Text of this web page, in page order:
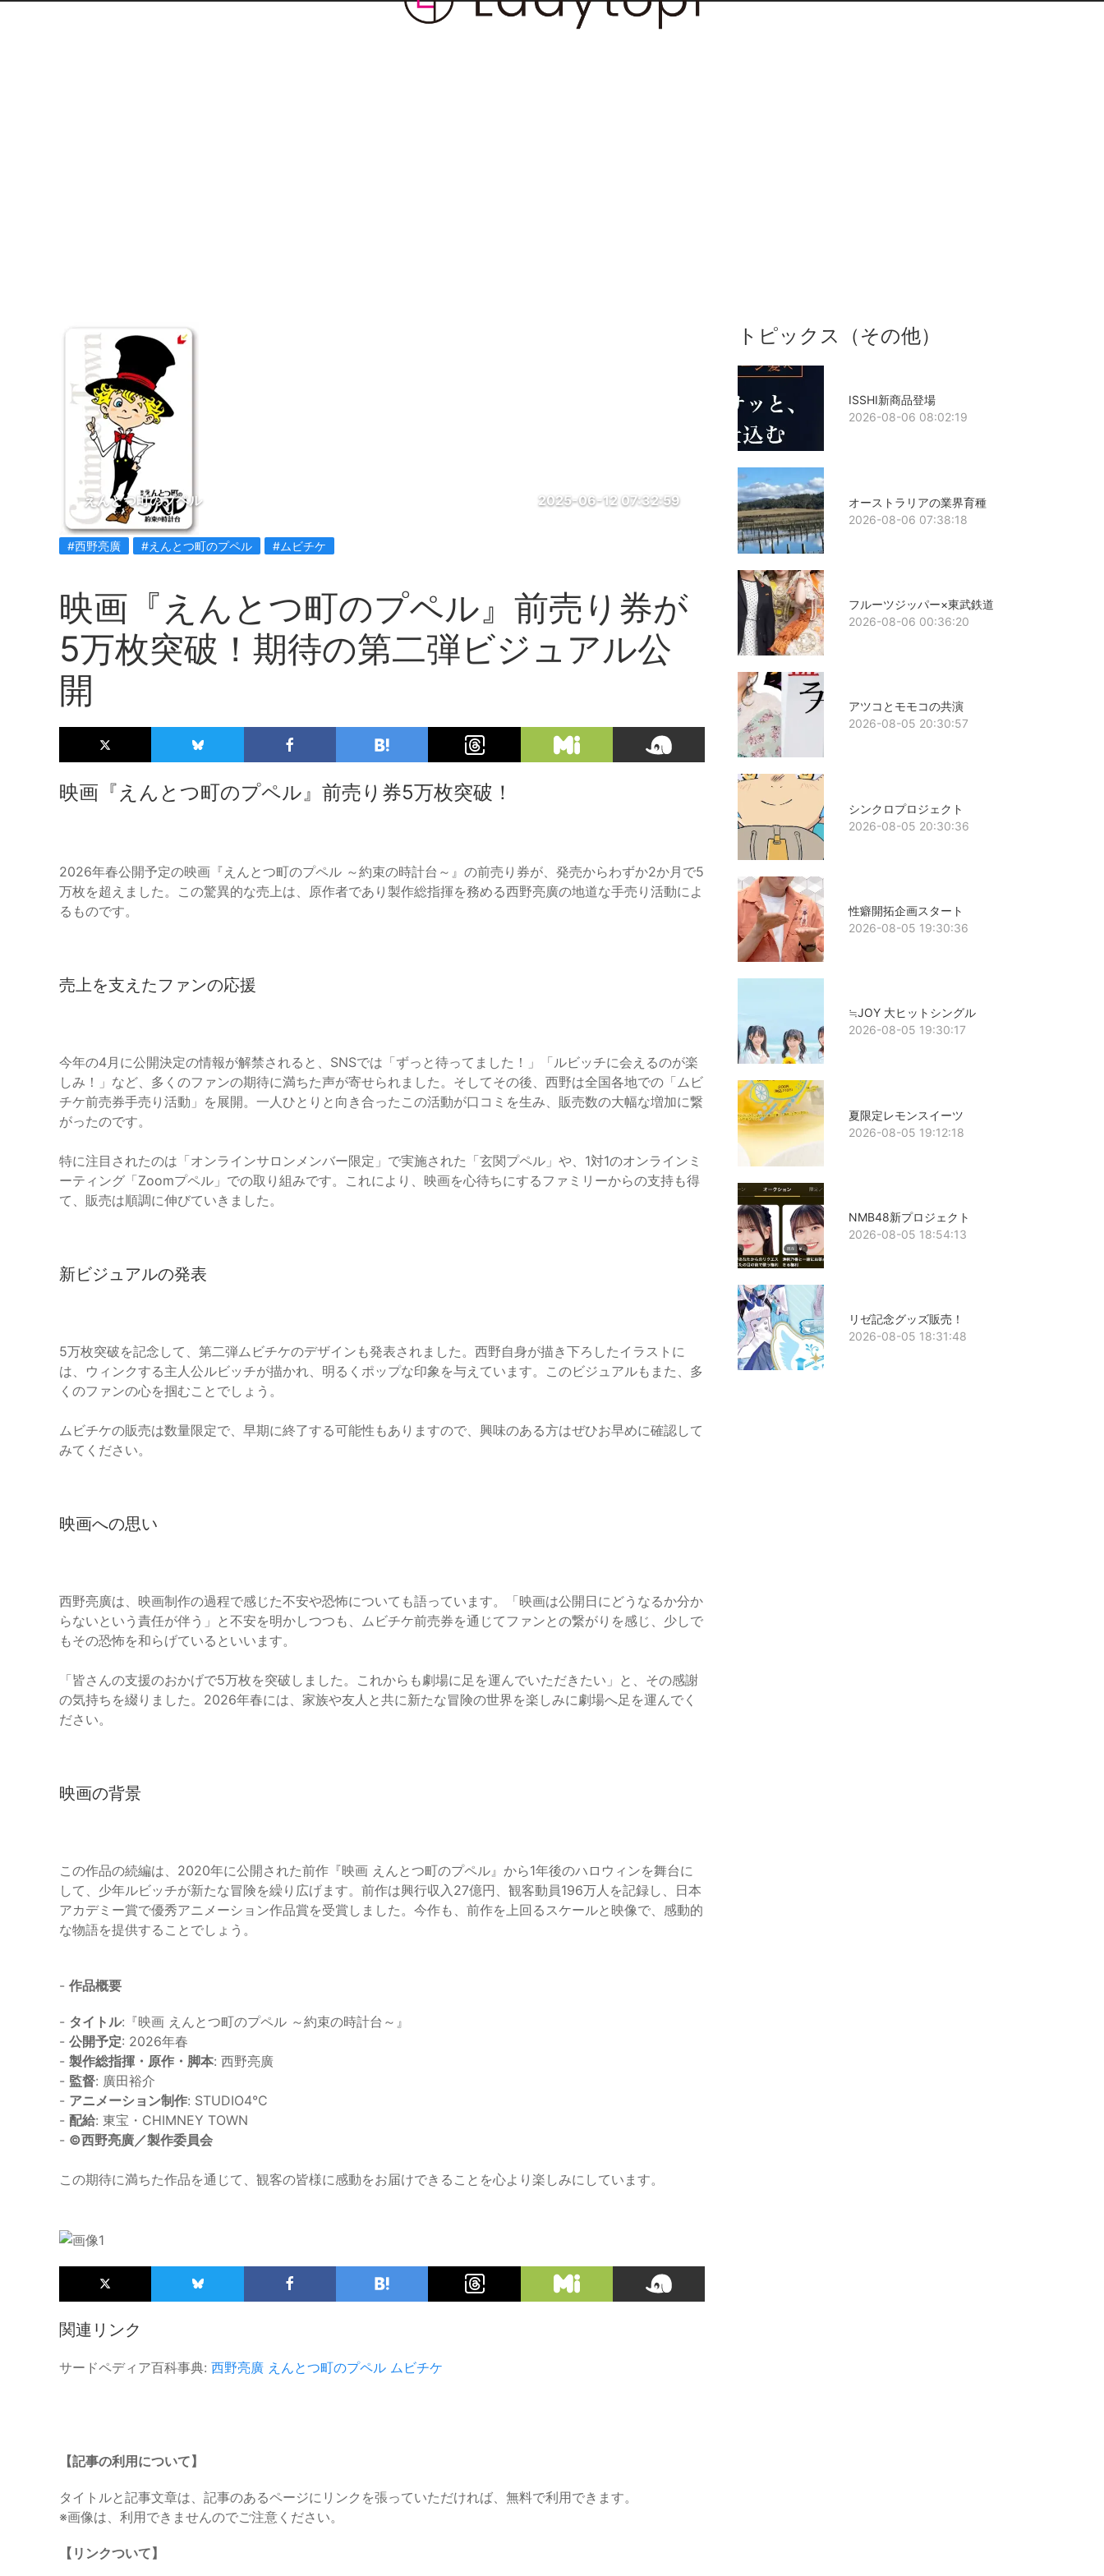
えんとつ町のプペル 2025-06-12 07:32:59
#西野亮廣 #えんとつ町のプペル #ムビチケ
映画『えんとつ町のプペル』前売り券が
5万枚突破！期待の第二弾ビジュアル公
開
映画『えんとつ町のプペル』前売り券5万枚突破！
2026年春公開予定の映画『えんとつ町のプペル ～約束の時計台～』の前売り券が、発売からわずか2か月で5
万枚を超えました。この驚異的な売上は、原作者であり製作総指揮を務める西野亮廣の地道な手売り活動によ
るものです。
売上を支えたファンの応援
今年の4月に公開決定の情報が解禁されると、SNSでは「ずっと待ってました！」「ルビッチに会えるのが楽
しみ！」など、多くのファンの期待に満ちた声が寄せられました。そしてその後、西野は全国各地での「ムビ
チケ前売券手売り活動」を展開。一人ひとりと向き合ったこの活動が口コミを生み、販売数の大幅な増加に繋
がったのです。
特に注目されたのは「オンラインサロンメンバー限定」で実施された「玄関プペル」や、1対1のオンラインミ
ーティング「Zoomプペル」での取り組みです。これにより、映画を心待ちにするファミリーからの支持も得
て、販売は順調に伸びていきました。
新ビジュアルの発表
5万枚突破を記念して、第二弾ムビチケのデザインも発表されました。西野自身が描き下ろしたイラストに
は、ウィンクする主人公ルビッチが描かれ、明るくポップな印象を与えています。このビジュアルもまた、多
くのファンの心を掴むことでしょう。
ムビチケの販売は数量限定で、早期に終了する可能性もありますので、興味のある方はぜひお早めに確認して
みてください。
映画への思い
西野亮廣は、映画制作の過程で感じた不安や恐怖についても語っています。「映画は公開日にどうなるか分か
らないという責任が伴う」と不安を明かしつつも、ムビチケ前売券を通じてファンとの繋がりを感じ、少しで
もその恐怖を和らげているといいます。
「皆さんの支援のおかげで5万枚を突破しました。これからも劇場に足を運んでいただきたい」と、その感謝
の気持ちを綴りました。2026年春には、家族や友人と共に新たな冒険の世界を楽しみに劇場へ足を運んでく
ださい。
映画の背景
この作品の続編は、2020年に公開された前作『映画 えんとつ町のプペル』から1年後のハロウィンを舞台に
して、少年ルビッチが新たな冒険を繰り広げます。前作は興行収入27億円、観客動員196万人を記録し、日本
アカデミー賞で優秀アニメーション作品賞を受賞しました。今作も、前作を上回るスケールと映像で、感動的
な物語を提供することでしょう。
- 作品概要
- タイトル:『映画 えんとつ町のプペル ～約束の時計台～』
- 公開予定: 2026年春
- 製作総指揮・原作・脚本: 西野亮廣
- 監督: 廣田裕介
- アニメーション制作: STUDIO4°C
- 配給: 東宝・CHIMNEY TOWN
- ©️西野亮廣／製作委員会
この期待に満ちた作品を通じて、観客の皆様に感動をお届けできることを心より楽しみにしています。
関連リンク
サードペディア百科事典: 西野亮廣 えんとつ町のプペル ムビチケ
トピックス（その他）
ISSHI新商品登場
2026-08-06 08:02:19
オーストラリアの業界育種
2026-08-06 07:38:18
フルーツジッパー×東武鉄道
2026-08-06 00:36:20
アツコとモモコの共演
2026-08-05 20:30:57
シンクロプロジェクト
2026-08-05 20:30:36
性癖開拓企画スタート
2026-08-05 19:30:36
≒JOY 大ヒットシングル
2026-08-05 19:30:17
夏限定レモンスイーツ
2026-08-05 19:12:18
NMB48新プロジェクト
2026-08-05 18:54:13
リゼ記念グッズ販売！
2026-08-05 18:31:48
【記事の利用について】
タイトルと記事文章は、記事のあるページにリンクを張っていただければ、無料で利用できます。
※画像は、利用できませんのでご注意ください。
【リンクついて】